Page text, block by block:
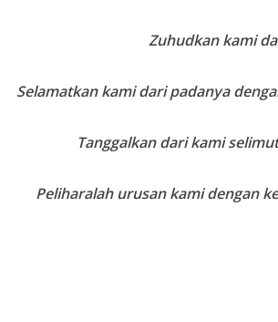
Zuhudkan kami
Selamatkan kami dari padanya
Tanggalkan dari kami
Peliharalah urusan kami dengan